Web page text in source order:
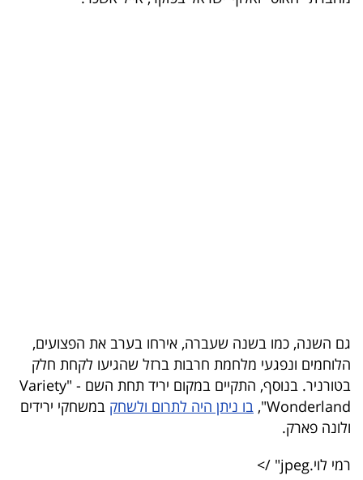
5
המילון
הכלכלי
פודקאסט
גם השנה, כמו בשנה שעברה, אירחו בערב את הפצועים,
הלוחמים ונפגעי מלחמת חרבות ברזל שהגיעו לקחת חלק
בטורניר. בנוסף, התקיים במקום יריד תחת השם - "Variety
Wonderland",
בו ניתן היה לתרום ולשחק במשחקי ירידים
ולונה פארק.
רמי לוי.jpeg" />